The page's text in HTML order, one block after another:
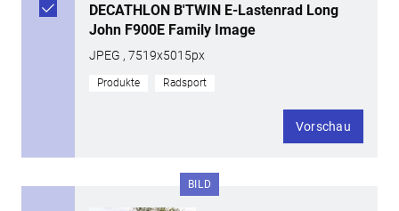
DECATHLON B'TWIN E-Lastenrad Long
John F900E Family Image
JPEG , 7519x5015px
Produkte Radsport
Vorschau
BILD